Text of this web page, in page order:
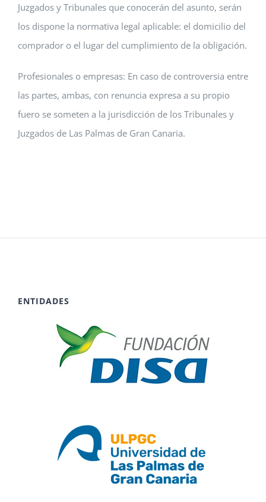
Juzgados y Tribunales que conocerán del asunto, serán
los dispone la normativa legal aplicable: el domicilio del
comprador o el lugar del cumplimiento de la obligación.
Profesionales o empresas: En caso de controversia entre
las partes, ambas, con renuncia expresa a su propio
fuero se someten a la jurisdicción de los Tribunales y
Juzgados de Las Palmas de Gran Canaria.
ENTIDADES